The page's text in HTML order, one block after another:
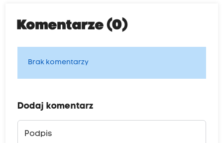
Komentarze (0)
Brak komentarzy
Dodaj komentarz
Podpis